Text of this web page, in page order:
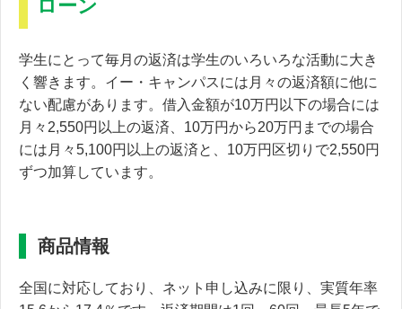
ローン
学生にとって毎月の返済は学生のいろいろな活動に大き
く響きます。イー・キャンパスには月々の返済額に他に
ない配慮があります。借入金額が10万円以下の場合には
月々2,550円以上の返済、 10万円から20万円までの場合
には月々5,100円以上の返済と、10万円区切りで2,550円
ずつ加算しています。
商品情報
全国に対応しており、ネット申し込みに限り、実質年率